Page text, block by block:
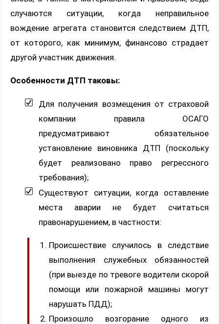
случаются ситуации, когда неправильное
вождение агрегата становится следствием ДТП,
от которого, как минимум, финансово страдает
другой участник движения.
Особенности ДТП таковы:
Для получения возмещения от страховой
компании правила ОСАГО
предусматривают обязательное
установление виновника ДТП (поскольку
будет реализовано право регрессного
требования);
Существуют ситуации, когда оставление
места аварии не будет считаться
правонарушением, в частности:
Происшествие случилось в следствие
выполнения служебных обязанностей
(при выезде по тревоге водители скорой
помощи или пожарной машины могут
нарушать ПДД);
Произошло возгорание одного из